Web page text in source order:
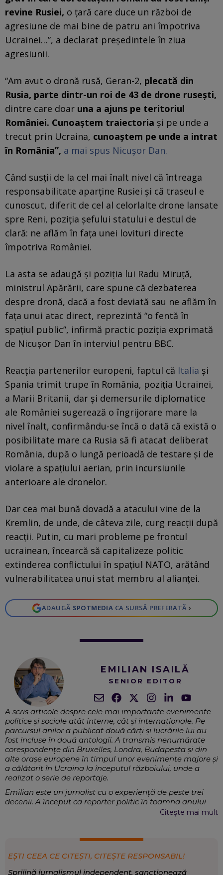
revine Rusiei, o țară care duce un război de
agresiune de mai bine de patru ani împotriva
Ucrainei…”, a declarat președintele în ziua
agresiunii.
“Am avut o dronă rusă, Geran-2, plecată din
Rusia, parte dintr-un roi de 43 de drone rusești,
dintre care doar una a ajuns pe teritoriul
României. Cunoaștem traiectoria și pe unde a
trecut prin Ucraina, cunoaștem pe unde a intrat
în România”, a mai spus Nicușor Dan.
Când susții de la cel mai înalt nivel că întreaga
responsabilitate aparține Rusiei și că traseul e
cunoscut, diferit de cel al celorlalte drone lansate
spre Reni, poziția șefului statului e destul de
clară: ne aflăm în fața unei lovituri directe
împotriva României.
La asta se adaugă și poziția lui Radu Miruță,
ministrul Apărării, care spune că dezbaterea
despre dronă, dacă a fost deviată sau ne aflăm în
fața unui atac direct, reprezintă “o fentă în
spațiul public”, infirmă practic poziția exprimată
de Nicușor Dan în interviul pentru BBC.
Reacția partenerilor europeni, faptul că Italia și
Spania trimit trupe în România, poziția Ucrainei,
a Marii Britanii, dar și demersurile diplomatice
ale României sugerează o îngrijorare mare la
nivel înalt, confirmându-se încă o dată că există o
posibilitate mare ca Rusia să fi atacat deliberat
România, după o lungă perioadă de testare și de
violare a spațiului aerian, prin incursiunile
anterioare ale dronelor.
Dar cea mai bună dovadă a atacului vine de la
Kremlin, de unde, de câteva zile, curg reacții după
reacții. Putin, cu mari probleme pe frontul
ucrainean, încearcă să capitalizeze politic
extinderea conflictului în spațiul NATO, arătând
vulnerabilitatea unui stat membru al alianței.
ADAUGĂ SPOTMEDIA CA SURSĂ PREFERATĂ ›
EMILIAN ISAILĂ
SENIOR EDITOR
A scris articole despre cele mai importante evenimente
politice și sociale atât interne, cât și internaționale. Pe
parcursul anilor a publicat două cărți și lucrările lui au
fost incluse în două antologii. A transmis nenumărate
corespondențe din Bruxelles, Londra, Budapesta și din
alte orașe europene în timpul unor evenimente majore și
a călătorit în Ucraina la începutul războiului, unde a
realizat o serie de reportaje.
Emilian este un jurnalist cu o experiență de peste trei
decenii. A început ca reporter politic în toamna anului
1991 și a fost martorul transformării României, o țară
amenințarea extremismului și a unor tendințe totalitare.
redacții, fiind și comentator politic, invitat în emisiunile
de dezbateri și știri ale unor televiziuni importante din
Citește mai mult
EȘTI CEEA CE CITEȘTI, CITEȘTE RESPONSABIL!
Sprijină jurnalismul independent, sancționează